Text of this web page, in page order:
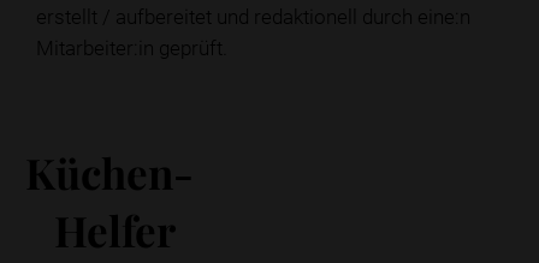
erstellt / aufbereitet und redaktionell durch eine:n
Mitarbeiter:in geprüft.
Küchen-
Helfer